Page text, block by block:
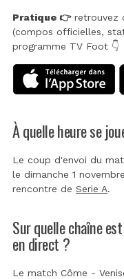
Pratique 👉retrouvez
(compos officielles,
programme TV Foot 👇
À quelle heure se
Le coup d'envoi du
le dimanche 1
rencontre de Serie A.
Sur quelle chaîne
en direct ?
Le match Côme -